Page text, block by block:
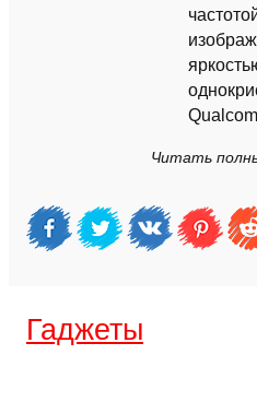
Читать
Гаджеты